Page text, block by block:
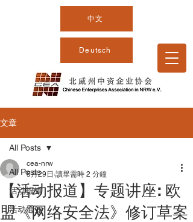
中文
Deutsch
文章
All Posts
活动报道
活动通知
All Posts
【活动报道】专题讲座: 欧
盟《网络安全法》修订草案
cea-nrw
5月29日 讀畢需時 2 分鐘